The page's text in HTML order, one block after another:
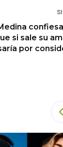
si sale su
por